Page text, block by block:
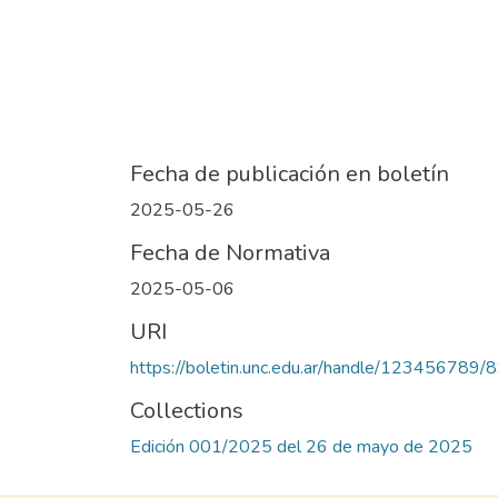
Fecha de publicación en boletín
2025-05-26
Fecha de Normativa
2025-05-06
URI
https://boletin.unc.edu.ar/handle/123456789/
Collections
Edición 001/2025 del 26 de mayo de 2025